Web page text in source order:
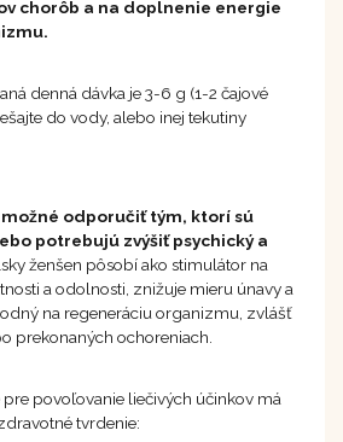
chorôb a na doplnenie energie
denná dávka je 3-6 g (1-2 čajové
do vody, alebo inej tekutiny
odporučiť tým, ktorí sú
potrebujú zvýšiť psychický a
ženšen pôsobí ako stimulátor na
a odolnosti, znižuje mieru únavy a
na regeneráciu organizmu, zvlášť
prekonaných ochoreniach.
povoľovanie liečivých účinkov má
tvrdenie: